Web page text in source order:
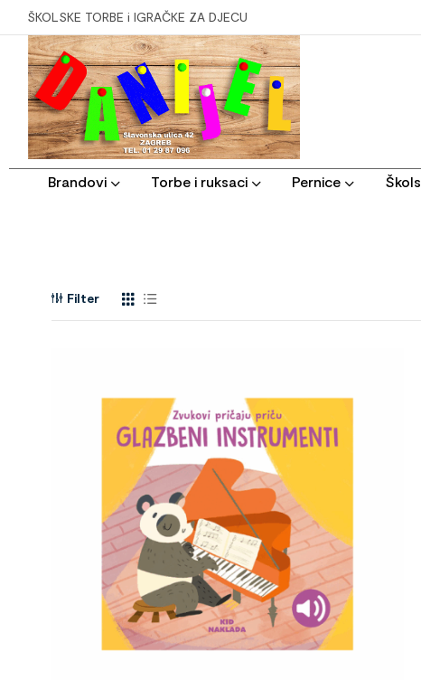
ŠKOLSKE TORBE i IGRAČKE ZA DJECU
Brandovi Torbe i ruksaci Pernice
Filter